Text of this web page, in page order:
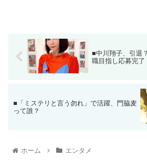
■中川翔子、引退
職目指し応募完了
■「ミステリと言う勿れ」で活躍、門脇麦
って誰？
ホーム エンタメ